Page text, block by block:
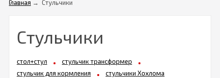
Главная → Стульчики
Стульчики
стол+стул
стульчик трансформер
стульчик для кормления
стульчики Хохлома